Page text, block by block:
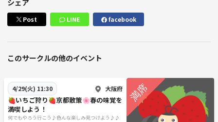
シェア
Post LINE facebook
このサークルの他のイベント
4/29(火) 11:30 大阪府
🍓いちご狩り🍓京都散策🌸春の味覚を
満喫しよう！
何でもやろう行こう♪色んな楽しみ見つけよう♪♪